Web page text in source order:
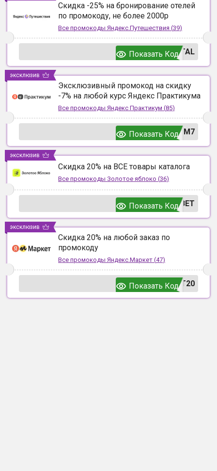
Скидка -25% на бронирование отелей
по промокоду, не более 2000р
Все промокоды Яндекс.Путешествия (39)
TAL
Показать Код
Эксклюзивный промокод на скидку
-7% на любой курс Яндекс Практикума
Все промокоды Яндекс Практикум (85)
UM7
Показать Код
эксклюзив
Скидка 20% на ВСЕ товары каталога
Все промокоды Золотое яблоко (36)
ВЕТ
Показать Код
эксклюзив
Скидка 20% на любой заказ по
промокоду
Все промокоды Яндекс.Маркет (47)
T20
Показать Код
эксклюзив